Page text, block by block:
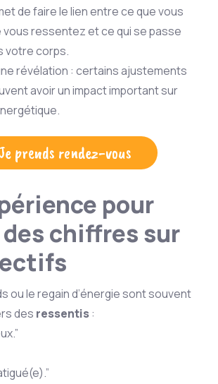
de faire le lien entre ce que vous
vous ressentez et ce qui se passe
votre corps.
révélation : certains ajustements
avoir un impact important sur
prends rendez-vous
pour
chiffres sur
ou le regain d’énergie sont souvent
des ressentis: